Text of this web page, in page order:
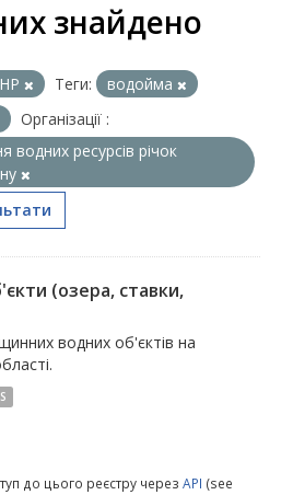
знайдено
Теги:
водойма
Організації :
водних ресурсів річок
(озера, ставки,
водних об'єктів на
до цього реєстру через API (see